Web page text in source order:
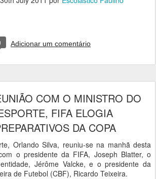
Adicionar um comentário
COM O MINISTRO DO
FIFA ELOGIA
DA COPA
Orlando Silva, reuniu-se na manhã desta
o presidente da FIFA, Joseph Blatter, o
Jérôme Valcke, e o presidente da
de Futebol (CBF), Ricardo Teixeira.